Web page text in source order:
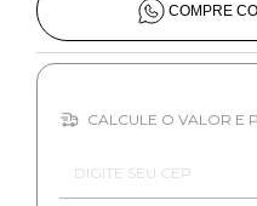
COMPRE
CALCULE O VALOR E